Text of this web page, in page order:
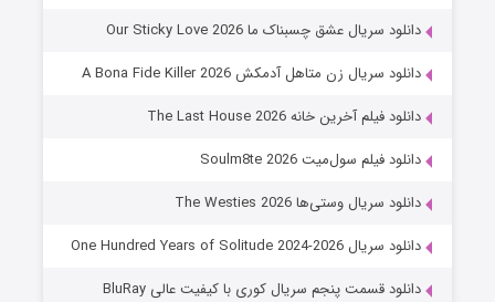
عملیات آپارتمان
دانلود سریال عشق چسبناک ما Our Sticky Love 2026
دانلود سریال زن متاهل آدمکش A Bona Fide Killer 2026
دانلود فیلم آخرین خانه The Last House 2026
دانلود فیلم سول‌میت Soulm8te 2026
دانلود سریال وستی‌ها The Westies 2026
دانلود سریال One Hundred Years of Solitude 2024-2026
دانلود قسمت پنجم سریال کوری با کیفیت عالی BluRay